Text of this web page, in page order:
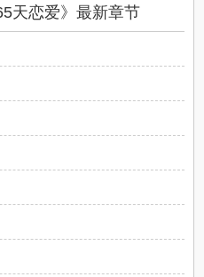
天恋爱》最新章节